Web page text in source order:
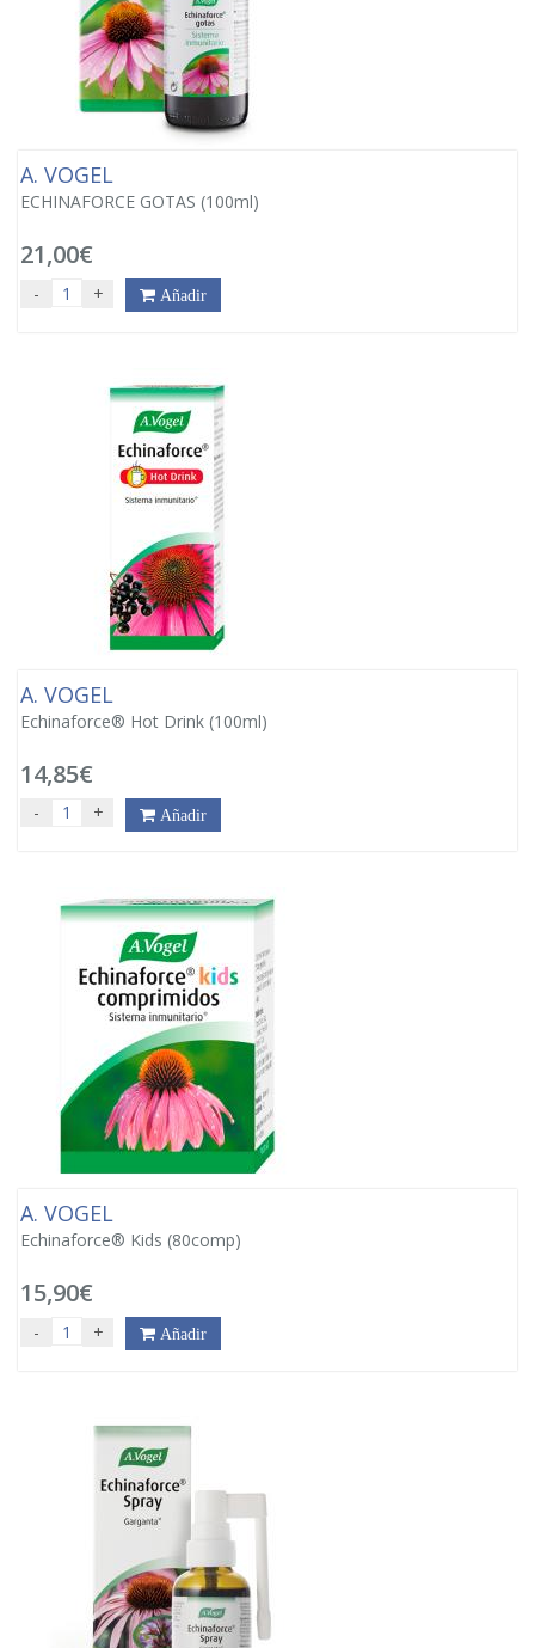
A. VOGEL
ECHINAFORCE GOTAS (100ml)
21,00€
- + Añadir
A. VOGEL
Echinaforce® Hot Drink (100ml)
14,85€
- + Añadir
A. VOGEL
Echinaforce® Kids (80comp)
15,90€
- + Añadir